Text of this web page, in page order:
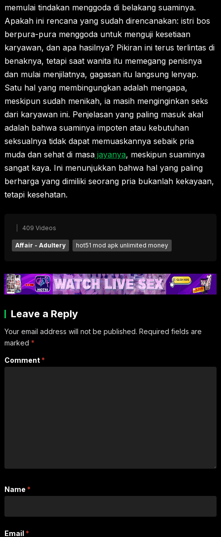
memulai tindakan menggoda di belakang suaminya.
Apakah ini rencana yang sudah direncanakan: istri bos
berpura-pura menggoda untuk menguji kesetiaan
karyawan, dan apa hasilnya? Pikiran ini terus terlintas di
benaknya, tetapi saat wanita itu memegang penisnya
dan mulai menjilatnya, gagasan itu langsung lenyap.
Satu hal yang membingungkan adalah mengapa,
meskipun sudah menikah, ia masih menginginkan seks
dari karyawan ini. Penjelasan yang paling masuk akal
adalah bahwa suaminya impoten atau kebutuhan
seksualnya tidak dapat memuaskannya sebaik pria
muda dan sehat di masajayanya, meskipun suaminya
sangat kaya. Ini menunjukkan bahwa hal yang paling
berharga yang dimiliki seorang pria bukanlah kekayaan,
tetapi kesehatan.
409 Videos
Affair - Adultery hot51 mod apk unlimited money
Leave a Reply
Your email address will not be published. Required fields are
marked *
Comment *
Name *
Email *